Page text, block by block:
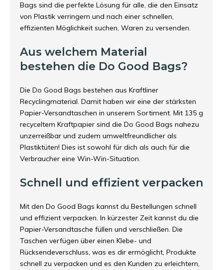
Bags sind die perfekte Lösung für alle, die den Einsatz
von Plastik verringern und nach einer schnellen,
effizienten Möglichkeit suchen, Waren zu versenden.
Aus welchem Material
bestehen die Do Good Bags?
Die Do Good Bags bestehen aus Kraftliner
Recyclingmaterial. Damit haben wir eine der stärksten
Papier-Versandtaschen in unserem Sortiment. Mit 135 g
recyceltem Kraftpapier sind die Do Good Bags nahezu
unzerreißbar und zudem umweltfreundlicher als
Plastiktüten! Dies ist sowohl für dich als auch für die
Verbraucher eine Win-Win-Situation.
Schnell und effizient verpacken
Mit den Do Good Bags kannst du Bestellungen schnell
und effizient verpacken. In kürzester Zeit kannst du die
Papier-Versandtasche füllen und verschließen. Die
Taschen verfügen über einen Klebe- und
Rücksendeverschluss, was es dir ermöglicht, Produkte
schnell zu verpacken und es den Kunden zu erleichtern,